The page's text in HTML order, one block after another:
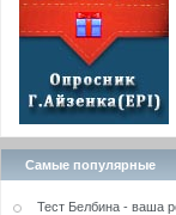
Самые популярные
Тест Белбина - ваша